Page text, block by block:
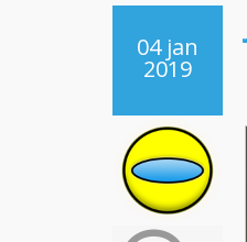
04 jan
2019